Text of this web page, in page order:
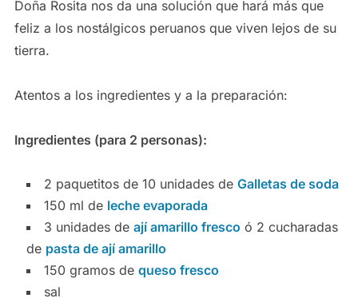
Doña Rosita nos da una solución que hará más que
feliz a los nostálgicos peruanos que viven lejos de su
tierra.
Atentos a los ingredientes y a la preparación:
Ingredientes (para 2 personas):
2 paquetitos de 10 unidades de Galletas de soda
150 ml de leche evaporada
3 unidades de ají amarillo fresco ó 2 cucharadas
de pasta de ají amarillo
150 gramos de queso fresco
sal